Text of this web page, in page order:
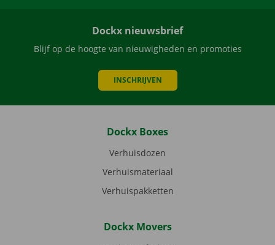
Dockx nieuwsbrief
Blijf op de hoogte van nieuwigheden en promoties
INSCHRIJVEN
Dockx Boxes
Verhuisdozen
Verhuismateriaal
Verhuispakketten
Dockx Movers